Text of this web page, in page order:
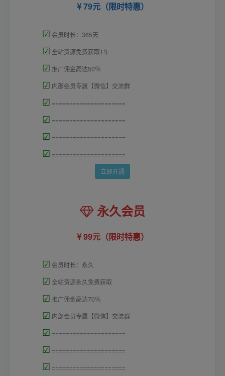
79元（限时特惠）
☑ 会员时长：365天
☑ 全站资源免费获取1年
☑ 推广佣金高达50％
☑ 内部会员专属【微信】交流群
☑ =====================
☑ =====================
☑ =====================
☑ =====================
立即开通
永久会员
99元（限时特惠）
☑ 会员时长：永久
☑ 全站资源永久免费获取
☑ 推广佣金高达70％
☑ 内部会员专属【微信】交流群
☑ =====================
☑ =====================
☑ =====================